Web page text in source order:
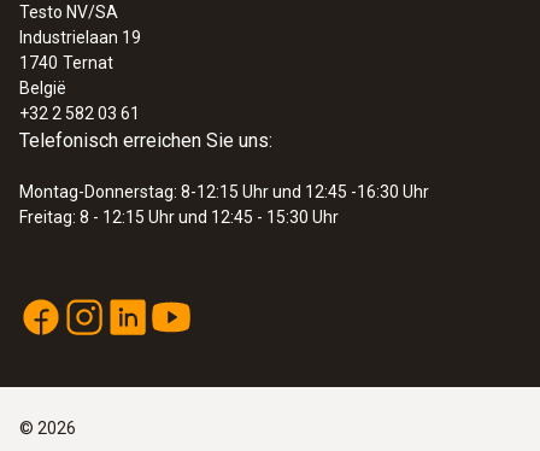
Testo NV/SA
Industrielaan 19
1740 Ternat
België
+32 2 582 03 61
Telefonisch erreichen Sie uns:
Montag-Donnerstag: 8-12:15 Uhr und 12:45 -16:30 Uhr
Freitag: 8 - 12:15 Uhr und 12:45 - 15:30 Uhr
© 2026